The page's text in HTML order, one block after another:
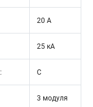
20 А
25 кА
C
3 модуля